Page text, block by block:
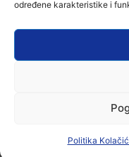
određene karakteristike i
Politika
6